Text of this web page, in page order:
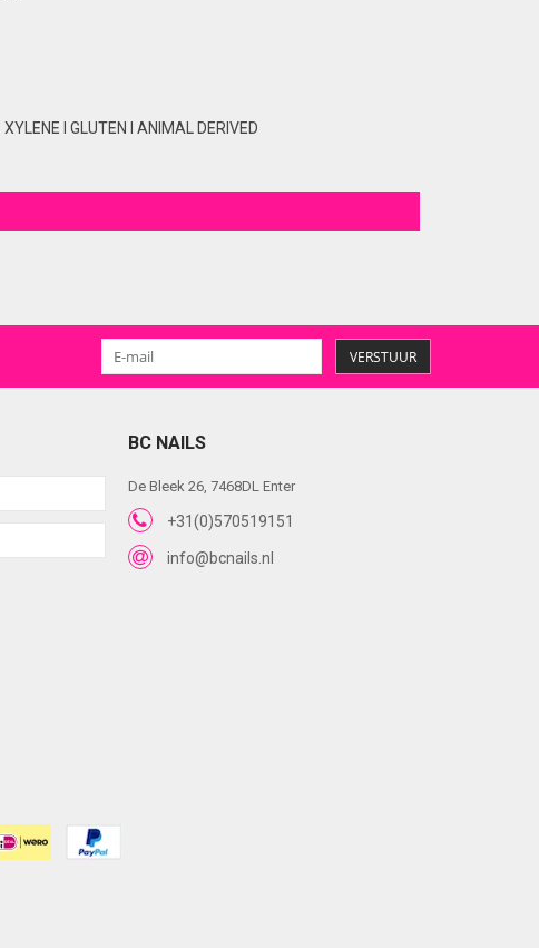
I GLUTEN I ANIMAL DERIVED
VERSTUUR
BC NAILS
De Bleek 26, 7468DL Enter
+31(0)570519151
info@bcnails.nl